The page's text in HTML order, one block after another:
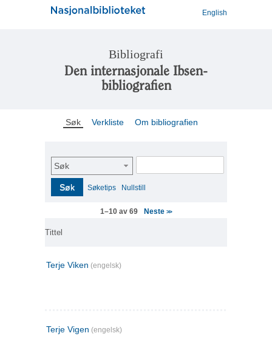
English
Bibliografi
Den internasjonale Ibsen-
bibliografien
Søk Verkliste Om bibliografien
Søk
Søk Søketips Nullstill
1–10 av 69 Neste>>
Tittel
Terje Viken (engelsk)
Terje Vigen (engelsk)